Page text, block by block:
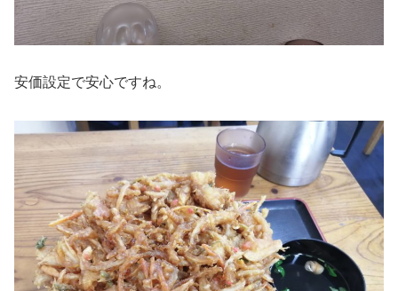
安価設定で安心ですね。